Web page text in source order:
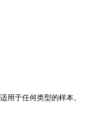
用于任何类型的样本。